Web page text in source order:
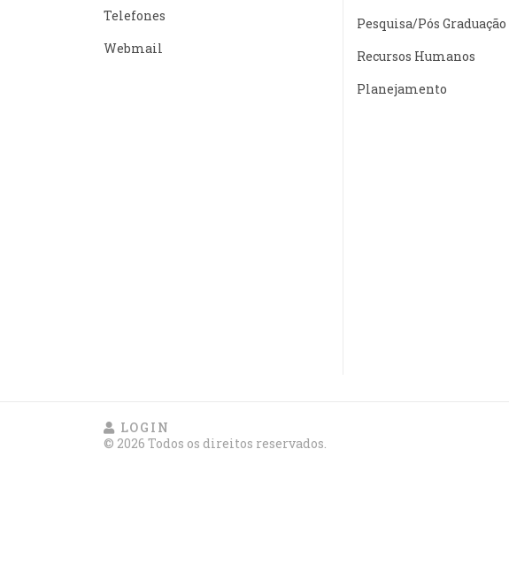
Telefones
Webmail
Pesquisa/Pós Graduação
Recursos Humanos
Planejamento
LOGIN
© 2026 Todos os direitos reservados.